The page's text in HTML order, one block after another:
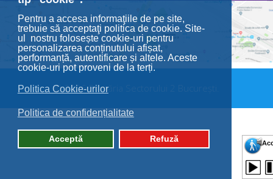
Pentru a accesa informaţiile de pe site,
trebuie să acceptaţi politica de cookie. Site-
ul nostru folosește cookie-uri pentru
personalizarea conținutului afișat,
performanță, autentificare și altele. Aceste
cookie-uri pot proveni de la terți.
Politica Cookie-urilor
Politica de confidențialitate
Acceptă Refuză
© 2026 Primăria Sectorului 2 București.